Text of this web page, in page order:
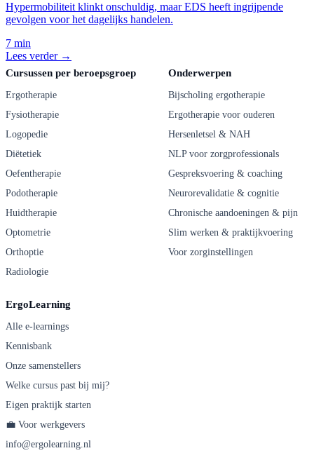
Hypermobiliteit klinkt onschuldig, maar EDS heeft ingrijpende
gevolgen voor het dagelijks handelen.
7 min
Lees verder →
Cursussen per beroepsgroep
Ergotherapie
Fysiotherapie
Logopedie
Diëtetiek
Oefentherapie
Podotherapie
Huidtherapie
Optometrie
Orthoptie
Radiologie
Onderwerpen
Bijscholing ergotherapie
Ergotherapie voor ouderen
Hersenletsel & NAH
NLP voor zorgprofessionals
Gespreksvoering & coaching
Neurorevalidatie & cognitie
Chronische aandoeningen & pijn
Slim werken & praktijkvoering
Voor zorginstellingen
ErgoLearning
Alle e-learnings
Kennisbank
Onze samenstellers
Welke cursus past bij mij?
Eigen praktijk starten
💼 Voor werkgevers
info@ergolearning.nl